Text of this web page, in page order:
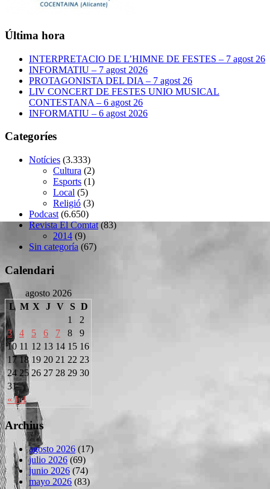
Última hora
INTERPRETACIO DE L’HIMNE DE FESTES – 7 agost 26
INFORMATIU – 7 agost 2026
PROTAGONISTA DEL DIA – 7 agost 26
LIV CONCERT DE FESTES UNIO MUSICAL
CONTESTANA – 6 agost 26
INFORMATIU – 6 agost 2026
Categoríes
Notícies (3.333)
Cultura (2)
Esports (1)
Local (5)
Religió (3)
Podcast (6.650)
Revista El Comtat(83)
2014 (9)
Sin categoría (67)
Calendari
agosto 2026
L M X J V S D
« Jul
1
2
3
4 5 6 7 8
9
10 11 12 13 14 15 16
17 18 19 20 21 22 23
24 25 26 27 28 29 30
31
Archius
agosto 2026 (17)
julio 2026 (69)
junio 2026 (74)
mayo 2026 (83)